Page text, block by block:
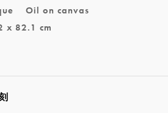
Oil on canvas
x 82.1 cm